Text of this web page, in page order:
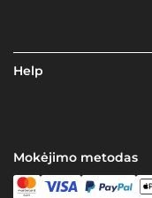
Help
Mokėjimo metodas